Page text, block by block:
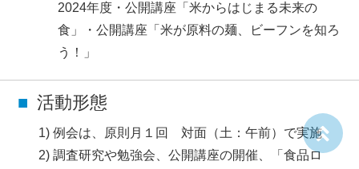
2024年度・公開講座「米からはじまる未来の
食」・公開講座「米が原料の麺、ビーフンを知ろ
う！」
活動形態
例会は、原則月１回 対面（土：午前）で実施
調査研究や勉強会、公開講座の開催、「食品ロ